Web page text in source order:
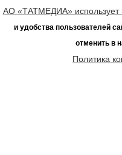
АО «ТАТМЕДИА» использует
и удобства пользователей
отменить в
Политика